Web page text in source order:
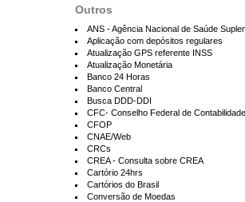
Outros
ANS - Agência Nacional de Saúde
Aplicação com depósitos regulares
Atualização GPS referente INSS
Atualização Monetária
Banco 24 Horas
Banco Central
Busca DDD-DDI
CFC- Conselho Federal de Contabilidade
CFOP
CNAE/Web
CRCs
CREA - Consulta sobre CREA
Cartório 24hrs
Cartórios do Brasil
Conversão de Moedas